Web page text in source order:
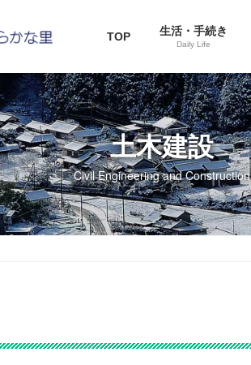
TOP 生活・手続き
Daily Life
土木建設
Civil Engineering and Construction